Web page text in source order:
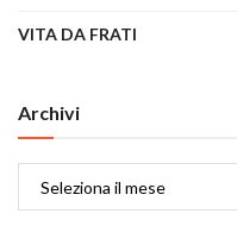
VITA DA FRATI
Archivi